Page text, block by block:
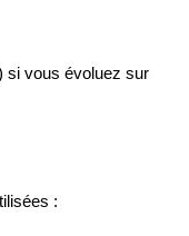
si vous évoluez sur
: